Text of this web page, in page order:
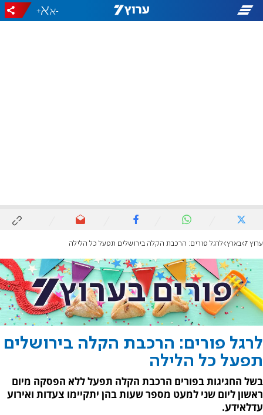
-
+
ערוץ 7 בארץ לרגל פורים: הרכבת הקלה בירושלים תפעל כל הלילה
לרגל פורים: הרכבת הקלה בירושלים
תפעל כל הלילה
בשל החגיגות בפורים הרכבת הקלה תפעל ללא הפסקה מיום
ראשון ליום שני למעט מספר שעות בהן יתקיימו צעדות ואירוע
עדלאידע.